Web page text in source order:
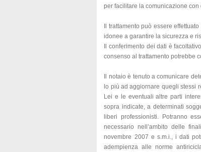
per facilitare la comunicazione
Il trattamento può essere
idonee a garantire la sicurezza e
Il conferimento dei dati è
consenso al trattamento potrebbe
Il notaio è tenuto a comunicare
lo più ad aggiornare quegli stessi
Lei e le eventuali altre parti
sopra indicate, a determinati
liberi professionisti. Potranno
necessario nell’ambito delle
novembre 2007 e s.m.i., i dati
adempienza alle norme